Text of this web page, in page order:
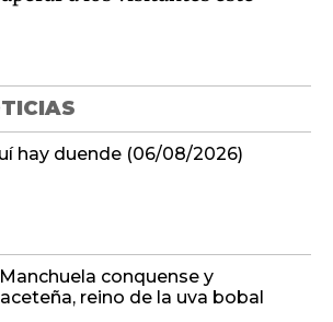
conquense y
boletín informativo 23:00h
2026